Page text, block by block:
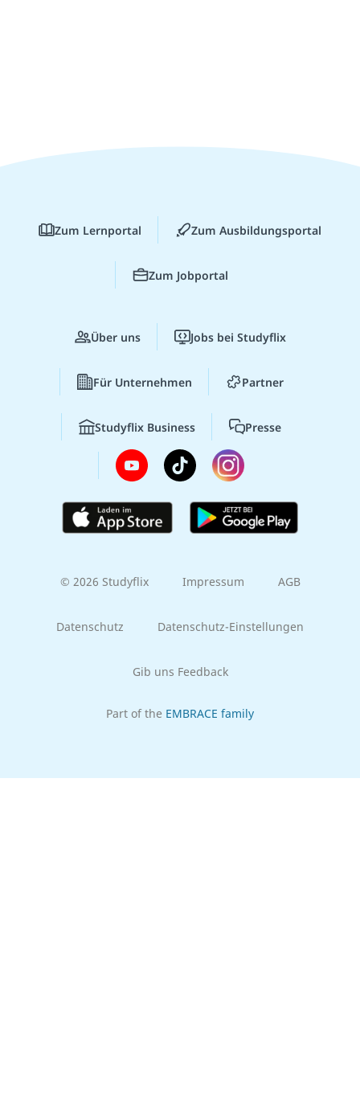
Zum Lernportal Zum Ausbildungsportal
Zum Jobportal
Über uns Jobs bei Studyflix
Für Unternehmen Partner
Studyflix Business Presse
© 2026 Studyflix Impressum AGB
Datenschutz Datenschutz-Einstellungen
Gib uns Feedback
Part of the EMBRACE family